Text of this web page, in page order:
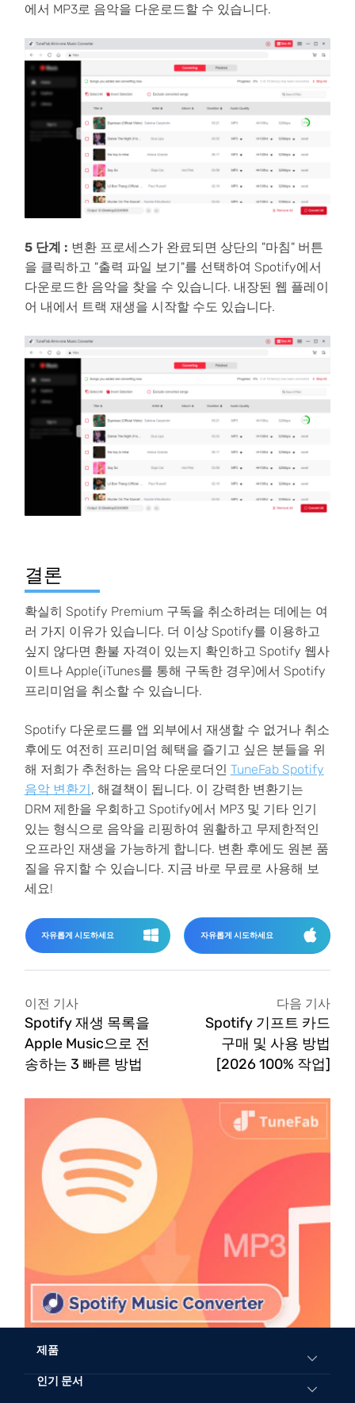
에서 MP3로 음악을 다운로드할 수 있습니다.
5 단계 : 변환 프로세스가 완료되면 상단의 "마침" 버튼
을 클릭하고 "출력 파일 보기"를 선택하여 Spotify에서
다운로드한 음악을 찾을 수 있습니다. 내장된 웹 플레이
어 내에서 트랙 재생을 시작할 수도 있습니다.
결론
확실히 Spotify Premium 구독을 취소하려는 데에는 여
러 가지 이유가 있습니다. 더 이상 Spotify를 이용하고
싶지 않다면 환불 자격이 있는지 확인하고 Spotify 웹사
이트나 Apple(iTunes를 통해 구독한 경우)에서 Spotify
프리미엄을 취소할 수 있습니다.
Spotify 다운로드를 앱 외부에서 재생할 수 없거나 취소
후에도 여전히 프리미엄 혜택을 즐기고 싶은 분들을 위
해 저희가 추천하는 음악 다운로더인 TuneFab Spotify
음악 변환기, 해결책이 됩니다. 이 강력한 변환기는
DRM 제한을 우회하고 Spotify에서 MP3 및 기타 인기
있는 형식으로 음악을 리핑하여 원활하고 무제한적인
오프라인 재생을 가능하게 합니다. 변환 후에도 원본 품
질을 유지할 수 있습니다. 지금 바로 무료로 사용해 보
세요!
자유롭게 시도하세요 자유롭게 시도하세요
이전 기사
Spotify 재생 목록을
Apple Music으로 전
송하는 3 빠른 방법
다음 기사
Spotify 기프트 카드
구매 및 사용 방법
[2026 100% 작업]
제품
All-in-One Music Converter
인기 문서